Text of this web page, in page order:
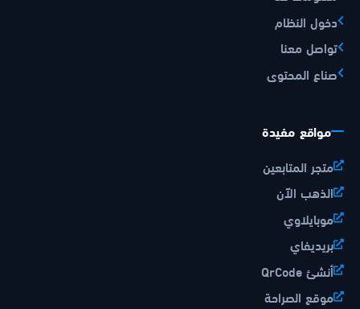
دخول النظام
تواصل معنا
صناع المحتوى
مواقع مفيدة
متجر المتابعين
الذهب الآن
موبايلاوي
بريديفاي
أنشئ QrCode
موقع الصراحة